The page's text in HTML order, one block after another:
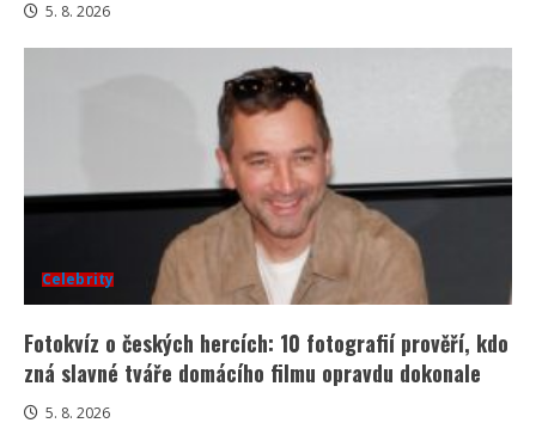
5. 8. 2026
Celebrity
Fotokvíz o českých hercích: 10 fotografií prověří, kdo
zná slavné tváře domácího filmu opravdu dokonale
5. 8. 2026